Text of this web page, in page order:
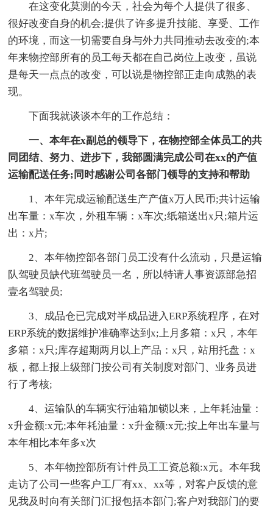
在这变化莫测的今天，社会为每个人提供了很多、
很好改变自身的机会;提供了许多提升技能、享受、工作
的环境，而这一切需要自身与外力共同推动去改变的;本
年来物控部所有的员工每天都在自己岗位上改变，虽说
是每天一点点的改变，可以说是物控部正走向成熟的表
现。
下面我就谈谈本年的工作总结：
一、本年在x副总的领导下，在物控部全体员工的共
同团结、努力、进步下，我部圆满完成公司在xx的产值
运输配送任务;同时感谢公司各部门领导的支持和帮助
1、本年完成运输配送生产产值x万人民币;共计运输
出车量：x车次，外租车辆：x车次;纸箱送出x只;箱片运
出：x片;
2、本年物控部各部门员工没有什么流动，只是运输
队驾驶员缺代班驾驶员一名，所以特请人事资源部急招
壹名驾驶员;
3、成品仓已完成对半成品进入ERP系统程序，在对
ERP系统的数据维护准确率达到x;上月多箱：x只，本年
多箱：x只;库存超期两月以上产品：x只，站用托盘：x
板，都上报上级部门按公司有关制度对部门、业务员进
行了考核;
4、运输队的车辆实行油箱加锁以来，上年耗油量：
x升金额:x元;本年耗油量：x升金额:x元;按上年出车量与
本年相比本年多x次
5、本年物控部所有计件员工工资总额:x元。本年我
走访了公司一些客户工厂有xx、xx等，对客户反馈的意
见我及时向有关部门汇报包括本部门;客户对我部门的要